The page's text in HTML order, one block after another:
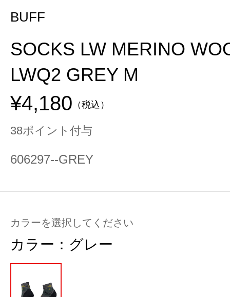
BUFF
SOCKS LW MERINO
LWQ2 GREY M
¥4,180 （税込）
38ポイント付与
606297--GREY
カラーを選択してください
カラー： グレー